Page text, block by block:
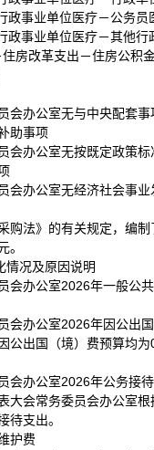
政事业单位医疗－公务
政事业单位医疗－其他
房改革支出－住房公积
会办公室无与中央配套事
助事项
会办公室无按既定政策
会办公室无经济社会事业
购法》的有关规定，编
。
情况及原因说明
会办公室2026年一般公
会办公室2026年因公出
公出国（境）费预算均
会办公室2026年公务接
大会常务委员会办公室
待支出。
护费